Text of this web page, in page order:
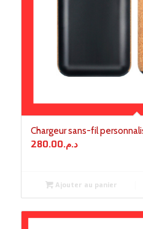
Chargeur sans-fil
د.م.280.00
Ajouter au panier